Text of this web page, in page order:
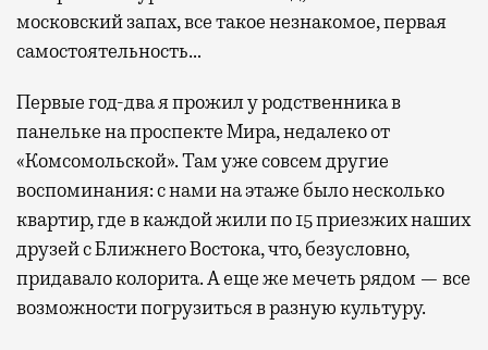
московский запах, все такое незнакомое, первая
самостоятельность…
Первые год-два я прожил у родственника в
панельке на проспекте Мира, недалеко от
«Комсомольской». Там уже совсем другие
воспоминания: с нами на этаже было несколько
квартир, где в каждой жили по 15 приезжих наших
друзей с Ближнего Востока, что, безусловно,
придавало колорита. А еще же мечеть рядом — все
возможности погрузиться в разную культуру.